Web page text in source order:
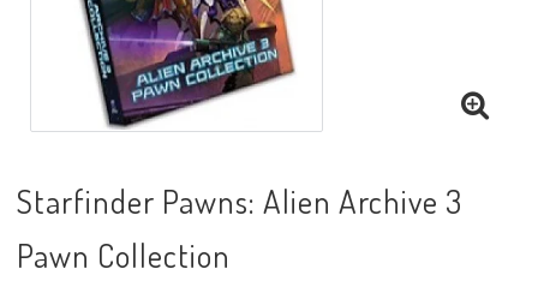
Starfinder Pawns: Alien Archive 3
Pawn Collection